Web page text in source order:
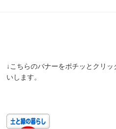
↓こちらのバナーをポチッとクリ
いします。